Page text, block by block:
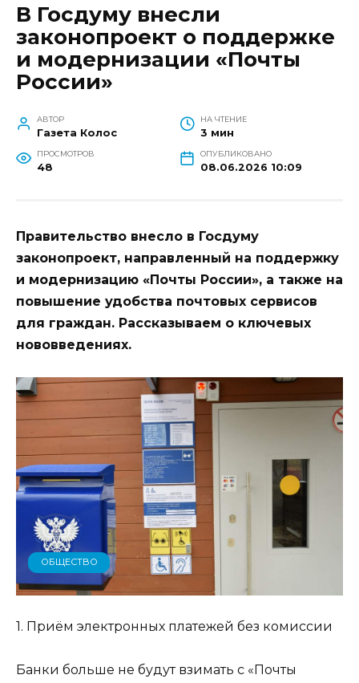
В Госдуму внесли
законопроект о поддержке
и модернизации «Почты
России»
АВТОР
Газета Колос
НА ЧТЕНИЕ
3 мин
ПРОСМОТРОВ
48
ОПУБЛИКОВАНО
08.06.2026 10:09
Правительство внесло в Госдуму
законопроект, направленный на поддержку
и модернизацию «Почты России», а также на
повышение удобства почтовых сервисов
для граждан. Рассказываем о ключевых
нововведениях.
ОБЩЕСТВО
1. Приём электронных платежей без комиссии
Банки больше не будут взимать с «Почты